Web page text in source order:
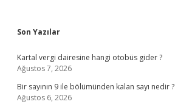
Sidebar
Son Yazılar
Kartal vergi dairesine hangi otobüs gider ?
Ağustos 7, 2026
Bir sayının 9 ile bölümünden kalan sayı nedir ?
Ağustos 6, 2026